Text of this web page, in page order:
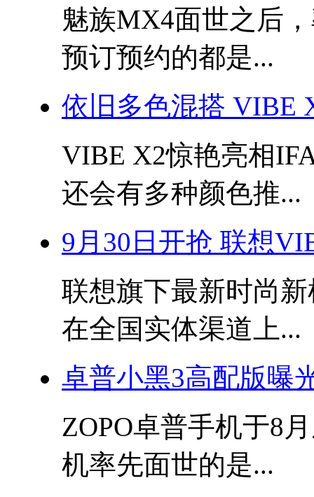
魅族MX4面世之后
预订预约的都是...
依旧多色混搭 VIBE
VIBE X2惊艳亮相
还会有多种颜色推...
9月30日开抢 联想
联想旗下最新时尚
在全国实体渠道上...
卓普小黑3高配版曝
ZOPO卓普手机于8
机率先面世的是...